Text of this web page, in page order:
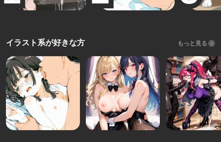
イラスト系が好きな方 もっと見る